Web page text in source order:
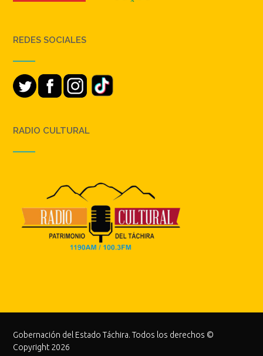
REDES SOCIALES
RADIO CULTURAL
Gobernación del Estado Táchira. Todos los derechos ©
Copyright 2026